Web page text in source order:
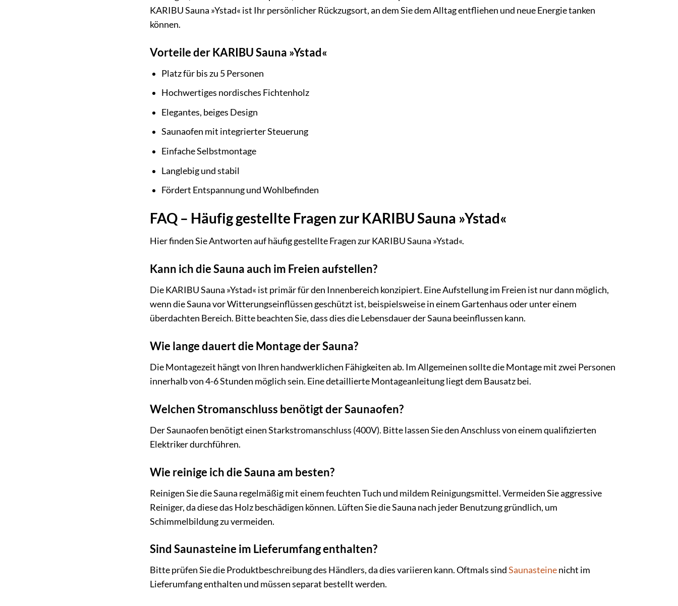
KARIBU Sauna »Ystad« ist Ihr persönlicher Rückzugsort, an dem Sie dem Alltag entfliehen und neue Energie tanken
können.
Vorteile der KARIBU Sauna »Ystad«
Platz für bis zu 5 Personen
Hochwertiges nordisches Fichtenholz
Elegantes, beiges Design
Saunaofen mit integrierter Steuerung
Einfache Selbstmontage
Langlebig und stabil
Fördert Entspannung und Wohlbefinden
FAQ – Häufig gestellte Fragen zur KARIBU Sauna »Ystad«
Hier finden Sie Antworten auf häufig gestellte Fragen zur KARIBU Sauna »Ystad«.
Kann ich die Sauna auch im Freien aufstellen?
Die KARIBU Sauna »Ystad« ist primär für den Innenbereich konzipiert. Eine Aufstellung im Freien ist nur dann möglich,
wenn die Sauna vor Witterungseinflüssen geschützt ist, beispielsweise in einem Gartenhaus oder unter einem
überdachten Bereich. Bitte beachten Sie, dass dies die Lebensdauer der Sauna beeinflussen kann.
Wie lange dauert die Montage der Sauna?
Die Montagezeit hängt von Ihren handwerklichen Fähigkeiten ab. Im Allgemeinen sollte die Montage mit zwei Personen
innerhalb von 4-6 Stunden möglich sein. Eine detaillierte Montageanleitung liegt dem Bausatz bei.
Welchen Stromanschluss benötigt der Saunaofen?
Der Saunaofen benötigt einen Starkstromanschluss (400V). Bitte lassen Sie den Anschluss von einem qualifizierten
Elektriker durchführen.
Wie reinige ich die Sauna am besten?
Reinigen Sie die Sauna regelmäßig mit einem feuchten Tuch und mildem Reinigungsmittel. Vermeiden Sie aggressive
Reiniger, da diese das Holz beschädigen können. Lüften Sie die Sauna nach jeder Benutzung gründlich, um
Schimmelbildung zu vermeiden.
Sind Saunasteine im Lieferumfang enthalten?
Bitte prüfen Sie die Produktbeschreibung des Händlers, da dies variieren kann. Oftmals sindSaunasteinenicht im
Lieferumfang enthalten und müssen separat bestellt werden.